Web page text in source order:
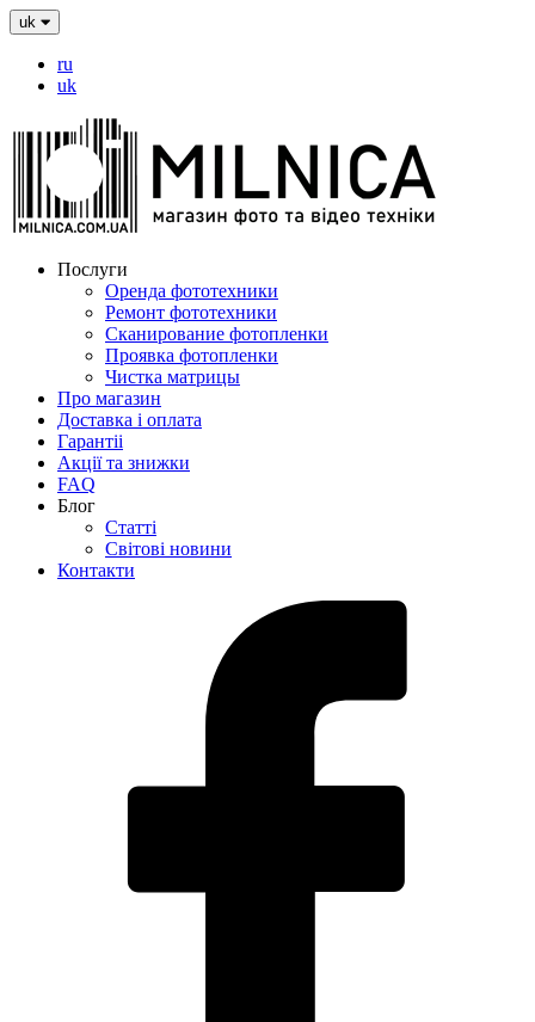
uk
ru
uk
Послуги
Оренда фототехники
Ремонт фототехники
Сканирование фотопленки
Проявка фотопленки
Чистка матрицы
Про магазин
Доставка і оплата
Гарантіі
Акції та знижки
FAQ
Блог
Статті
Світові новини
Контакти